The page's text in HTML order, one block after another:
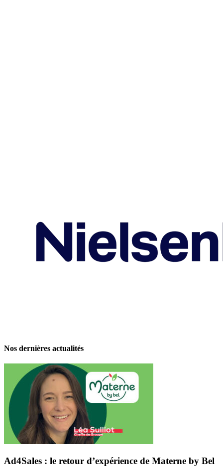
Nos dernières actualités
Ad4Sales : le retour d’expérience de Materne by Bel